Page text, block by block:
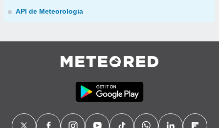
API de Meteorologia